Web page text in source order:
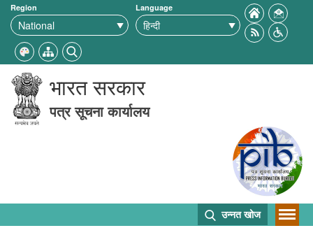
Region Language
भारत सरकार
पत्र सूचना कार्यालय
उन्नत खोज